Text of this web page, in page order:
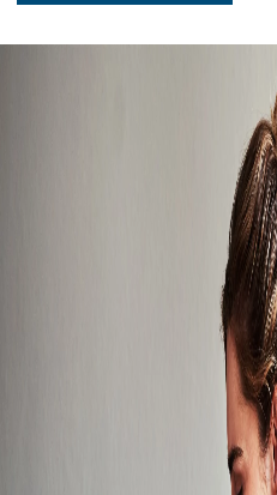
Atendimento (21) 2574 8888